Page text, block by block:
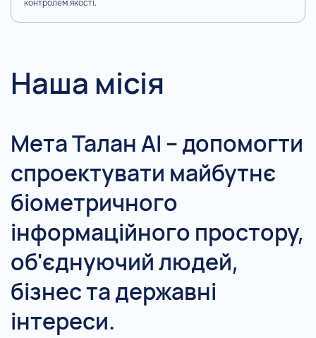
контролем якості.
Наша місія
Мета Талан АІ – допомогти
спроектувати майбутнє
біометричного
інформаційного простору,
об'єднуючий людей,
бізнес та державні
інтереси.